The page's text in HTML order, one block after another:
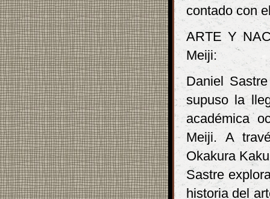
contado con
ARTE Y
Meiji:
Daniel
supuso la
académica
Meiji. A
Okakura
Sastre
historia del